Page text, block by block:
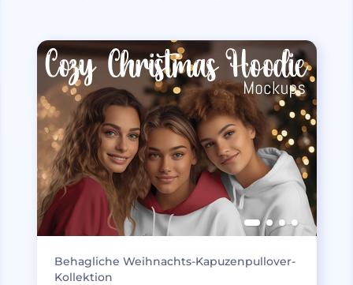
Behagliche Weihnachts-Kapuzenpullover-
Kollektion